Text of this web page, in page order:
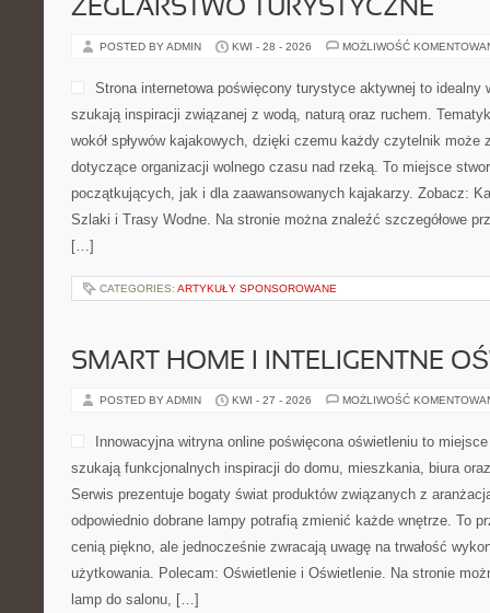
ŻEGLARSTWO TURYSTYCZNE
POSTED BY ADMIN KWI - 28 - 2026 MOŻLIWOŚĆ
Strona internetowa poświęcony turystyce aktywnej to idealny
szukają inspiracji związanej z wodą, naturą oraz ruchem.
wokół spływów kajakowych, dzięki czemu każdy czytelnik może
dotyczące organizacji wolnego czasu nad rzeką. To miejsce
początkujących, jak i dla zaawansowanych kajakarzy. Zobacz:
Szlaki i Trasy Wodne. Na stronie można znaleźć szczegółowe
[…]
CATEGORIES: ARTYKUŁY SPONSOROWANE
SMART HOME I INTELIGENTNE
POSTED BY ADMIN KWI - 27 - 2026 MOŻLIWOŚĆ
Innowacyjna witryna online poświęcona oświetleniu to
szukają funkcjonalnych inspiracji do domu, mieszkania, biura
Serwis prezentuje bogaty świat produktów związanych z
odpowiednio dobrane lampy potrafią zmienić każde wnętrze. To
cenią piękno, ale jednocześnie zwracają uwagę na trwałość
użytkowania. Polecam: Oświetlenie i Oświetlenie. Na stronie
lamp do salonu, […]